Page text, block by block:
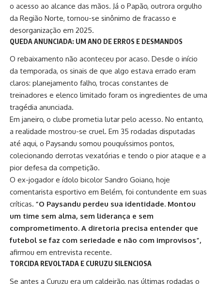
o acesso ao alcance das mãos. Já o Papão, outrora orgulho
da Região Norte, tornou-se sinônimo de fracasso e
desorganização em 2025.
QUEDA ANUNCIADA: UM ANO DE ERROS E DESMANDOS
O rebaixamento não aconteceu por acaso. Desde o início
da temporada, os sinais de que algo estava errado eram
claros: planejamento falho, trocas constantes de
treinadores e elenco limitado foram os ingredientes de uma
tragédia anunciada.
Em janeiro, o clube prometia lutar pelo acesso. No entanto,
a realidade mostrou-se cruel. Em 35 rodadas disputadas
até aqui, o Paysandu somou pouquíssimos pontos,
colecionando derrotas vexatórias e tendo o pior ataque e a
pior defesa da competição.
O ex-jogador e ídolo bicolor Sandro Goiano, hoje
comentarista esportivo em Belém, foi contundente em suas
críticas. “O Paysandu perdeu sua identidade. Montou
um time sem alma, sem liderança e sem
comprometimento. A diretoria precisa entender que
futebol se faz com seriedade e não com improvisos”,
afirmou em entrevista recente.
TORCIDA REVOLTADA E CURUZU SILENCIOSA
Se antes a Curuzu era um caldeirão, nas últimas rodadas o